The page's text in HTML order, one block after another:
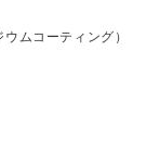
ムコーティング）